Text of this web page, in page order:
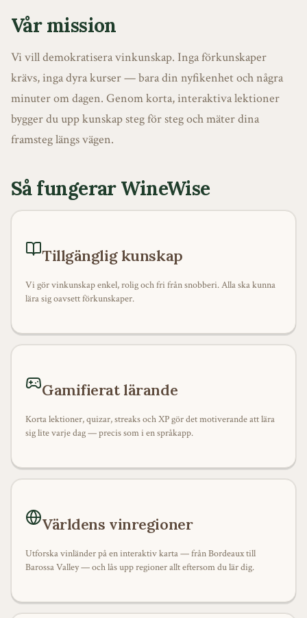
Vår mission
Vi vill demokratisera vinkunskap. Inga förkunskaper
krävs, inga dyra kurser — bara din nyfikenhet och några
minuter om dagen. Genom korta, interaktiva lektioner
bygger du upp kunskap steg för steg och mäter dina
framsteg längs vägen.
Så fungerar WineWise
Tillgänglig kunskap
Vi gör vinkunskap enkel, rolig och fri från snobberi. Alla ska kunna
lära sig oavsett förkunskaper.
Gamifierat lärande
Korta lektioner, quizar, streaks och XP gör det motiverande att lära
sig lite varje dag — precis som i en språkapp.
Världens vinregioner
Utforska vinländer på en interaktiv karta — från Bordeaux till
Barossa Valley — och lås upp regioner allt eftersom du lär dig.